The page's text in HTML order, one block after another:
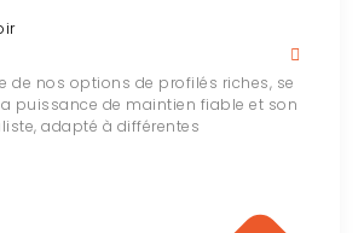
de nos options de profilés riches, se
puissance de maintien fiable et son
adapté à différentes